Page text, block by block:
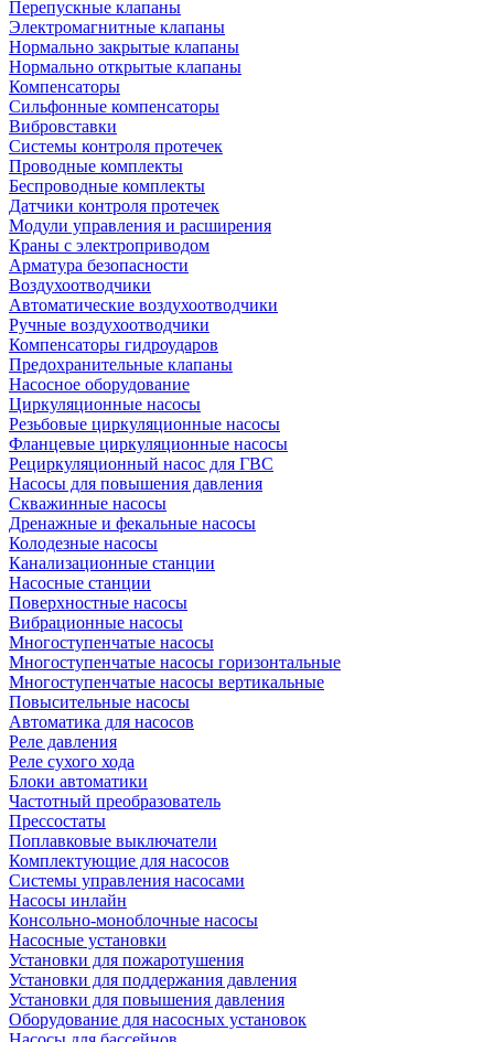
Перепускные клапаны
Электромагнитные клапаны
Нормально закрытые клапаны
Нормально открытые клапаны
Компенсаторы
Сильфонные компенсаторы
Вибровставки
Системы контроля протечек
Проводные комплекты
Беспроводные комплекты
Датчики контроля протечек
Модули управления и расширения
Краны с электроприводом
Арматура безопасности
Воздухоотводчики
Автоматические воздухоотводчики
Ручные воздухоотводчики
Компенсаторы гидроударов
Предохранительные клапаны
Насосное оборудование
Циркуляционные насосы
Резьбовые циркуляционные насосы
Фланцевые циркуляционные насосы
Рециркуляционный насос для ГВС
Насосы для повышения давления
Скважинные насосы
Дренажные и фекальные насосы
Колодезные насосы
Канализационные станции
Насосные станции
Поверхностные насосы
Вибрационные насосы
Многоступенчатые насосы
Многоступенчатые насосы горизонтальные
Многоступенчатые насосы вертикальные
Повысительные насосы
Автоматика для насосов
Реле давления
Реле сухого хода
Блоки автоматики
Частотный преобразователь
Прессостаты
Поплавковые выключатели
Комплектующие для насосов
Системы управления насосами
Насосы инлайн
Консольно-моноблочные насосы
Насосные установки
Установки для пожаротушения
Установки для поддержания давления
Установки для повышения давления
Оборудование для насосных установок